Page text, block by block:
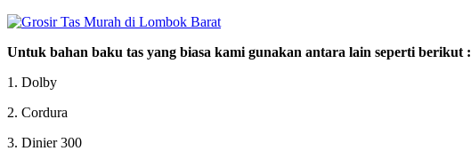
Untuk bahan baku tas yang biasa kami gunakan antara lain seperti berikut :
1. Dolby
2. Cordura
3. Dinier 300